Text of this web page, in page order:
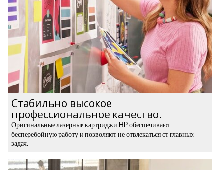
Стабильно высокое
профессиональное качество.
Оригинальные лазерные картриджи HP обеспечивают
бесперебойную работу и позволяют не отвлекаться от главных
задач.